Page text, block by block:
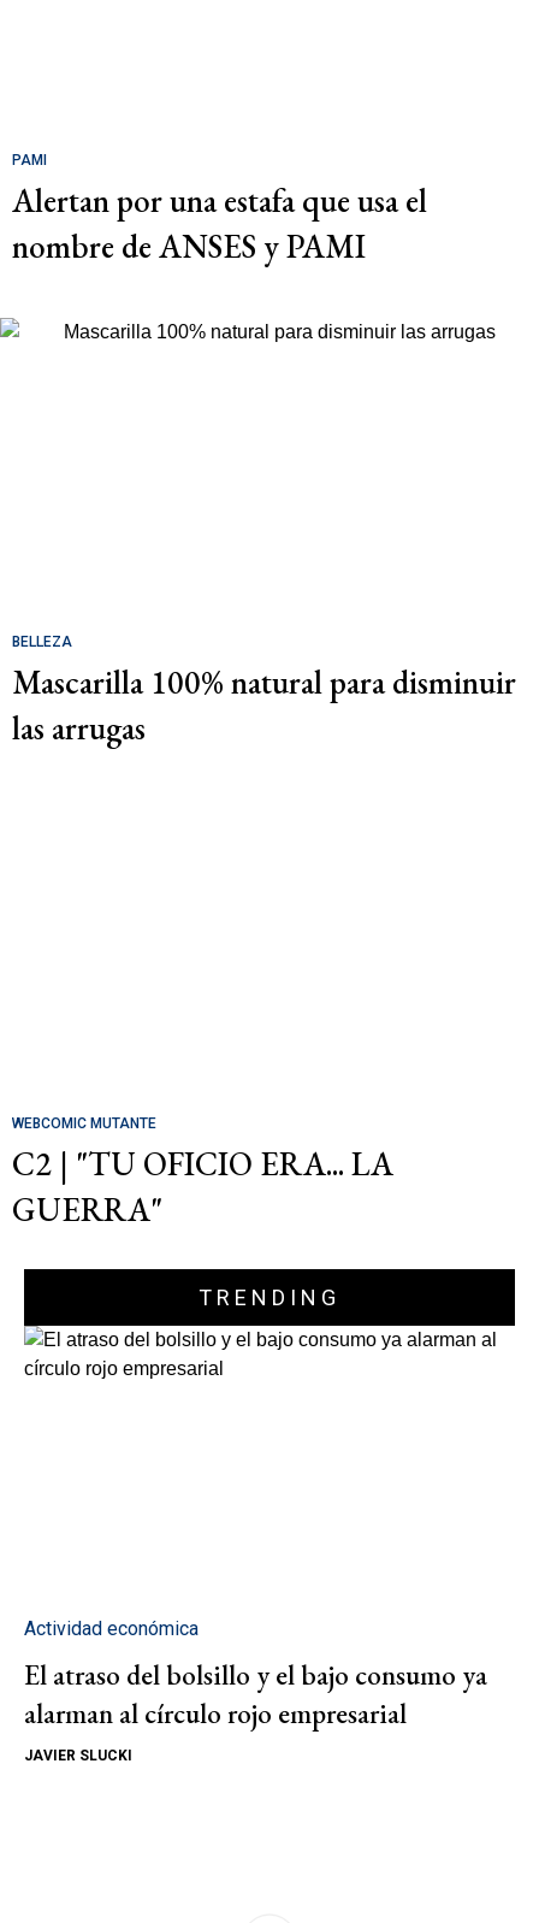
PAMI
Alertan por una estafa que usa el
nombre de ANSES y PAMI
BELLEZA
Mascarilla 100% natural para disminuir
las arrugas
WEBCOMIC MUTANTE
C2 | "TU OFICIO ERA... LA
GUERRA"
TRENDING
Actividad económica
El atraso del bolsillo y el bajo consumo ya
alarman al círculo rojo empresarial
JAVIER SLUCKI